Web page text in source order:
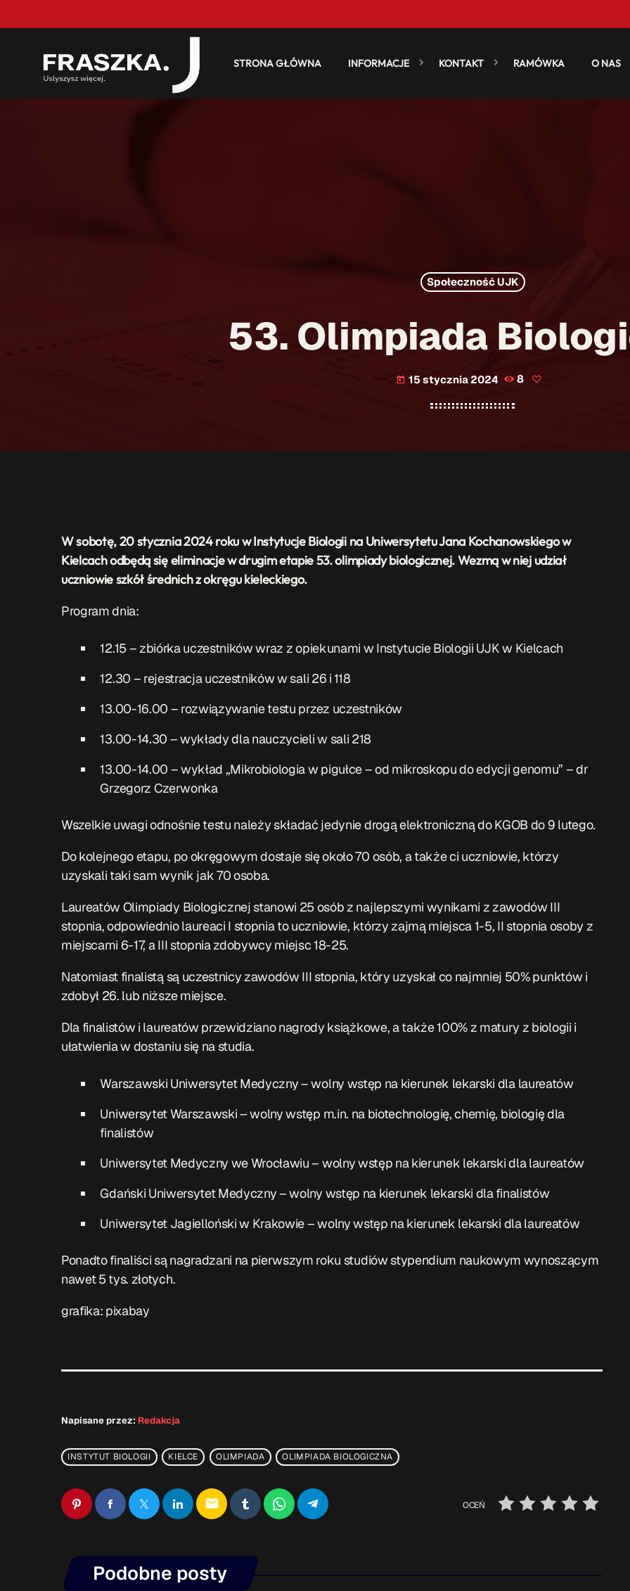
STRONA GŁÓWNA INFORMACJE KONTAKT RAMÓWKA O NAS
Społeczność UJK
53. Olimpiada
today 15 stycznia 2024 8
W sobotę, 20 stycznia 2024 roku w Instytucje Biologii na Uniwersytetu Jana Kochanowskiego w
Kielcach odbędą się eliminacje w drugim etapie 53. olimpiady biologicznej. Wezmą w niej udział
uczniowie szkół średnich z okręgu kieleckiego.
Program dnia:
12.15 – zbiórka uczestników wraz z opiekunami w Instytucie Biologii UJK w Kielcach
12.30 – rejestracja uczestników w sali 26 i 118
13.00-16.00 – rozwiązywanie testu przez uczestników
13.00-14.30 – wykłady dla nauczycieli w sali 218
13.00-14.00 – wykład „Mikrobiologia w pigułce – od mikroskopu do edycji genomu” – dr
Grzegorz Czerwonka
Wszelkie uwagi odnośnie testu należy składać jedynie drogą elektroniczną do KGOB do 9 lutego.
Do kolejnego etapu, po okręgowym dostaje się około 70 osób, a także ci uczniowie, którzy
uzyskali taki sam wynik jak 70 osoba.
Laureatów Olimpiady Biologicznej stanowi 25 osób z najlepszymi wynikami z zawodów III
stopnia, odpowiednio laureaci I stopnia to uczniowie, którzy zajmą miejsca 1-5, II stopnia osoby z
miejscami 6-17, a III stopnia zdobywcy miejsc 18-25.
Natomiast finalistą są uczestnicy zawodów III stopnia, który uzyskał co najmniej 50% punktów i
zdobył 26. lub niższe miejsce.
Dla finalistów i laureatów przewidziano nagrody książkowe, a także 100% z matury z biologii i
ułatwienia w dostaniu się na studia.
Warszawski Uniwersytet Medyczny – wolny wstęp na kierunek lekarski dla laureatów
Uniwersytet Warszawski – wolny wstęp m.in. na biotechnologię, chemię, biologię dla
finalistów
Uniwersytet Medyczny we Wrocławiu – wolny wstęp na kierunek lekarski dla laureatów
Gdański Uniwersytet Medyczny – wolny wstęp na kierunek lekarski dla finalistów
Uniwersytet Jagielloński w Krakowie – wolny wstęp na kierunek lekarski dla laureatów
Ponadto finaliści są nagradzani na pierwszym roku studiów stypendium naukowym wynoszącym
nawet 5 tys. złotych.
grafika: pixabay
Napisane przez: Redakcja
INSTYTUT BIOLOGII KIELCE OLIMPIADA OLIMPIADA BIOLOGICZNA
email OCEŃ
Podobne posty